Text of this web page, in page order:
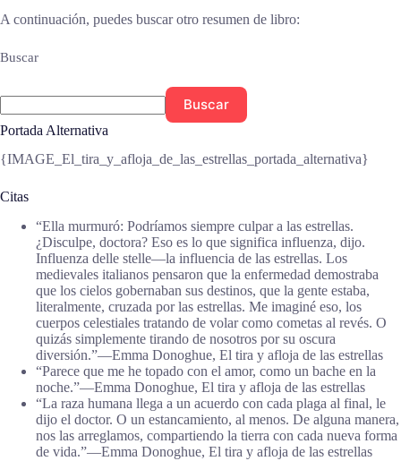
A continuación, puedes buscar otro resumen de libro:
Buscar
Buscar
Portada Alternativa
{IMAGE_El_tira_y_afloja_de_las_estrellas_portada_alternativa}
Citas
“Ella murmuró: Podríamos siempre culpar a las estrellas.
¿Disculpe, doctora? Eso es lo que significa influenza, dijo.
Influenza delle stelle—la influencia de las estrellas. Los
medievales italianos pensaron que la enfermedad demostraba
que los cielos gobernaban sus destinos, que la gente estaba,
literalmente, cruzada por las estrellas. Me imaginé eso, los
cuerpos celestiales tratando de volar como cometas al revés. O
quizás simplemente tirando de nosotros por su oscura
diversión.”―Emma Donoghue, El tira y afloja de las estrellas
“Parece que me he topado con el amor, como un bache en la
noche.”―Emma Donoghue, El tira y afloja de las estrellas
“La raza humana llega a un acuerdo con cada plaga al final, le
dijo el doctor. O un estancamiento, al menos. De alguna manera,
nos las arreglamos, compartiendo la tierra con cada nueva forma
de vida.”―Emma Donoghue, El tira y afloja de las estrellas